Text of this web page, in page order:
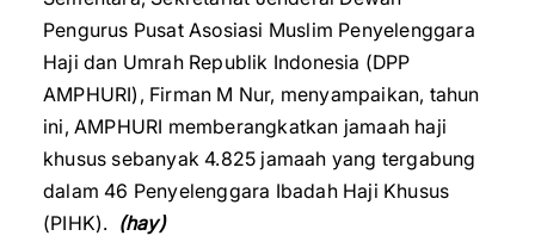
Pengurus Pusat Asosiasi Muslim Penyelenggara
Haji dan Umrah Republik Indonesia (DPP
AMPHURI), Firman M Nur, menyampaikan, tahun
ini, AMPHURI memberangkatkan jamaah haji
khusus sebanyak 4.825 jamaah yang tergabung
dalam 46 Penyelenggara Ibadah Haji Khusus
(PIHK). (hay)